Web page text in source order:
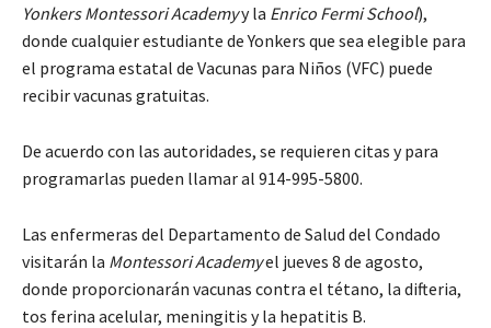
Yonkers Montessori Academyy la Enrico Fermi School),
donde cualquier estudiante de Yonkers que sea elegible para
el programa estatal de Vacunas para Niños (VFC) puede
recibir vacunas gratuitas.
De acuerdo con las autoridades, se requieren citas y para
programarlas pueden llamar al 914-995-5800.
Las enfermeras del Departamento de Salud del Condado
visitarán la Montessori Academyel jueves 8 de agosto,
donde proporcionarán vacunas contra el tétano, la difteria,
tos ferina acelular, meningitis y la hepatitis B.